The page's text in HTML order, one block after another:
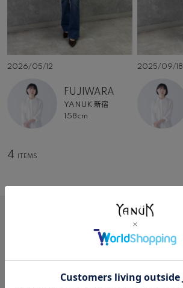
2026/05/12
FUJIWARA
YANUK 新宿
158cm
2025/09/18
4
FEATURE